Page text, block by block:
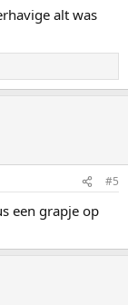
alt was
#5
een grapje op